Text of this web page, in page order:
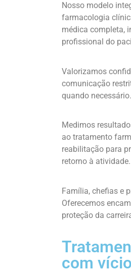
Nosso modelo
farmacologia
médica completa,
profissional do
Valorizamos
comunicação
quando necessário.
Medimos
ao tratamento
reabilitação para
retorno à atividade.
Família, chefias e
Oferecemos
proteção da
com